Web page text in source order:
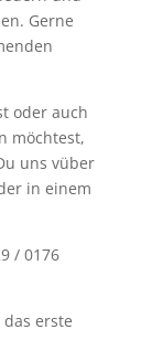
Gerne
oder auch
möchtest,
uns vüber
in einem
/ 0176
erste